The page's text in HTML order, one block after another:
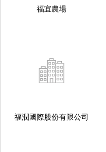
福宜農場
福潤國際股份有限公司